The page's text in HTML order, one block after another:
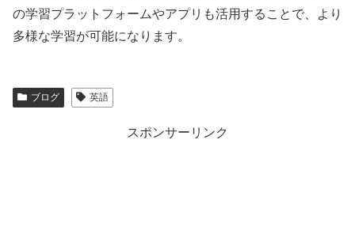
の学習プラットフォームやアプリも活用することで、より
多様な学習が可能になります。
ブログ 英語
スポンサーリンク